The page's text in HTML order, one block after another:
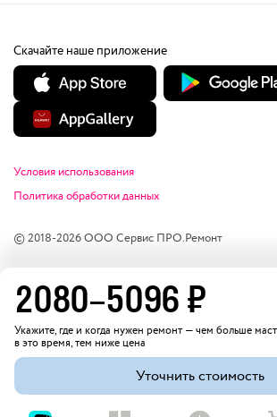
Скачайте наше приложение
© 2018-2026ООО Сервис ПРО.Ремонт
Условия использования
Политика обработки данных
2080–5096₽
Укажите, где и когда нужен ремонт — чем больше
в это время, тем ниже цена
Уточнить стоимость